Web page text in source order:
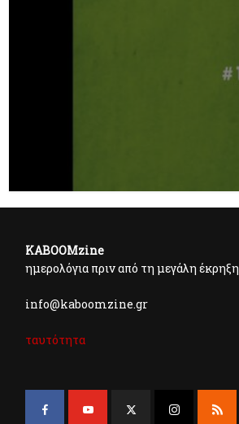
KABOOMzine
ημερολόγια πριν από τη μεγάλη έκρηξη
info@kaboomzine.gr
ταυτότητα